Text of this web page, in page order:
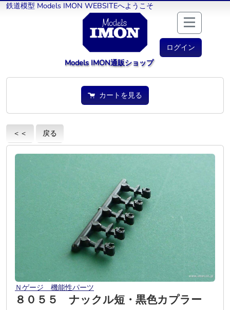
鉄道模型 Models IMON WEBSITEへようこそ
ログイン
Models IMON通販ショップ
カートを見る
＜＜ 戻る
Ｎゲージ 機能性パーツ
８０５５ ナックル短・黒色カプラー